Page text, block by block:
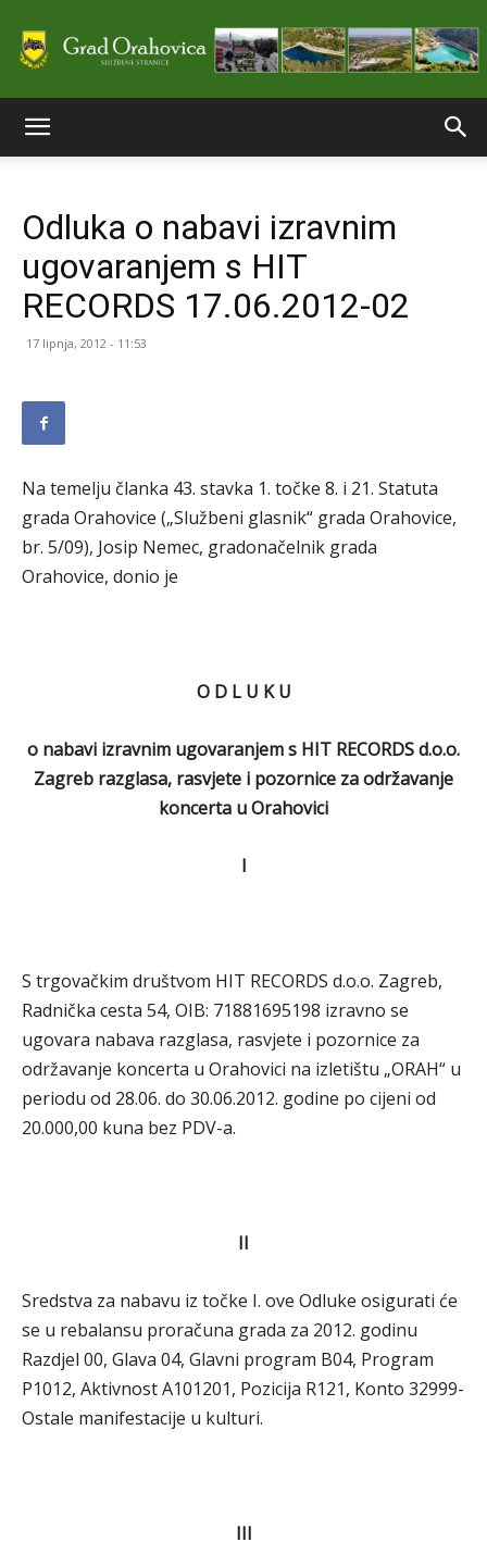
stranice
Grada
Odluka o nabavi izravnim
ugovaranjem s HIT
RECORDS 17.06.2012-02
17 lipnja, 2012 - 11:53
Na temelju članka 43. stavka 1. točke 8. i 21. Statuta
grada Orahovice („Službeni glasnik“ grada Orahovice,
br. 5/09), Josip Nemec, gradonačelnik grada
Orahovice, donio je
O D L U K U
o nabavi izravnim ugovaranjem s HIT RECORDS d.o.o.
Zagreb razglasa, rasvjete i pozornice za održavanje
koncerta u Orahovici
I
S trgovačkim društvom HIT RECORDS d.o.o. Zagreb,
Radnička cesta 54, OIB: 71881695198 izravno se
ugovara nabava razglasa, rasvjete i pozornice za
održavanje koncerta u Orahovici na izletištu „ORAH“ u
periodu od 28.06. do 30.06.2012. godine po cijeni od
20.000,00 kuna bez PDV-a.
II
Sredstva za nabavu iz točke I. ove Odluke osigurati će
se u rebalansu proračuna grada za 2012. godinu
Razdjel 00, Glava 04, Glavni program B04, Program
P1012, Aktivnost A101201, Pozicija R121, Konto 32999-
Ostale manifestacije u kulturi.
III